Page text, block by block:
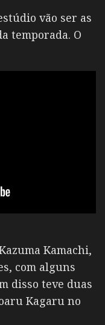
vão ser as
temporada. O
Kamachi,
com alguns
disso teve duas
Kagaru no